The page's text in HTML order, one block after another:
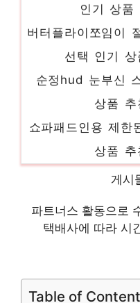
엔돌핀엘리트 핫
상품
정맥순환개선제
기 상품
인기 상품
게시
파트너스 활동으로
택배사에 따라 시
Table of